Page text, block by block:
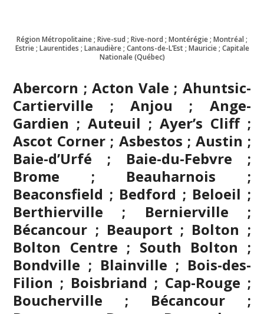
Région Métropolitaine ; Rive-sud ; Rive-nord ; Montérégie ; Montréal ;
Estrie ; Laurentides ; Lanaudière ; Cantons-de-L’Est ; Mauricie ; Capitale
Nationale (Québec)
Abercorn ; Acton Vale ; Ahuntsic-
Cartierville ; Anjou ; Ange-
Gardien ; Auteuil ; Ayer’s Cliff ;
Ascot Corner ; Asbestos ; Austin ;
Baie-d’Urfé ; Baie-du-Febvre ;
Brome ; Beauharnois ;
Beaconsfield ; Bedford ; Beloeil ;
Berthierville ; Bernierville ;
Bécancour ; Beauport ; Bolton ;
Bolton Centre ; South Bolton ;
Bondville ; Blainville ; Bois-des-
Filion ; Boisbriand ; Cap-Rouge ;
Boucherville ; Bécancour ;